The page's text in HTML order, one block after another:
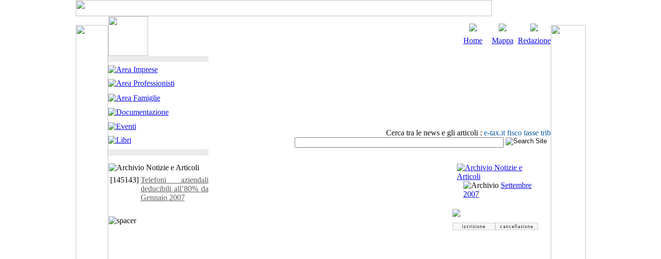
Home Mappa Redazione
Cerca tra le news e gli articoli : e-tax.it fisco tasse trib
[145143] Telefoni aziendali
deducibili all’80% da
Gennaio 2007
Settembre
2007